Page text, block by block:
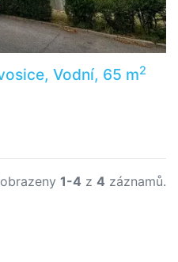
Vodní, 65 m2
1-4 z 4 záznamů.